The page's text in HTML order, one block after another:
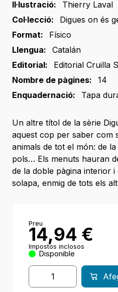
Il·lustració:
Thierry Laval
Col·lecció:
Digues on és
Format:
Físico
Llengua:
Catalán
Editorial:
Editorial Cruilla
Nombre de pàgines:
14
Enquadernació:
Tapa
Un altre títol de la sèrie
aquest cop per saber com
animals de tot el món: de
pols… Els menuts hauran
de la doble pàgina interior
solapa, enmig de tots els
Preu
14,94 €
Impostos inclosos
Disponible